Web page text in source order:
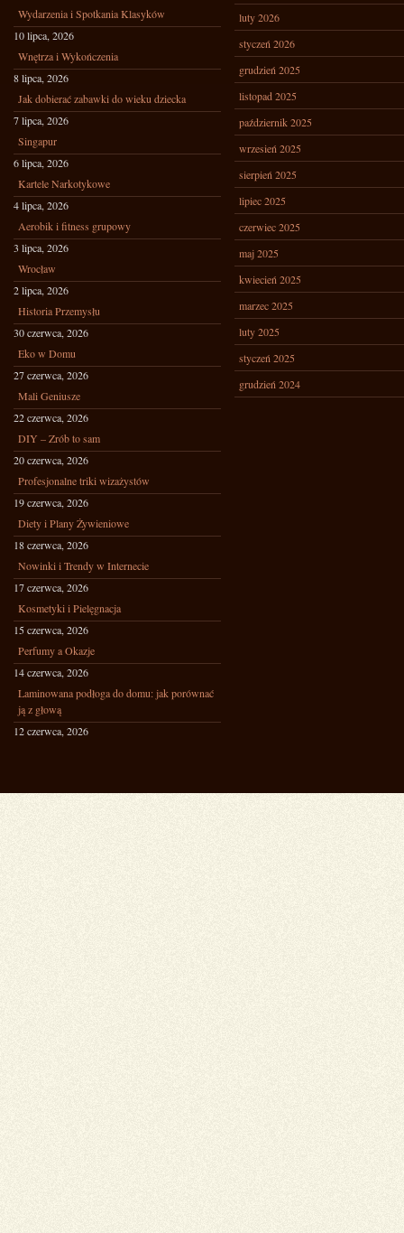
Wydarzenia i Spotkania Klasyków
10 lipca, 2026
Wnętrza i Wykończenia
8 lipca, 2026
Jak dobierać zabawki do wieku dziecka
7 lipca, 2026
Singapur
6 lipca, 2026
Kartele Narkotykowe
4 lipca, 2026
Aerobik i fitness grupowy
3 lipca, 2026
Wrocław
2 lipca, 2026
Historia Przemysłu
30 czerwca, 2026
Eko w Domu
27 czerwca, 2026
Mali Geniusze
22 czerwca, 2026
DIY – Zrób to sam
20 czerwca, 2026
Profesjonalne triki wizażystów
19 czerwca, 2026
Diety i Plany Żywieniowe
18 czerwca, 2026
Nowinki i Trendy w Internecie
17 czerwca, 2026
Kosmetyki i Pielęgnacja
15 czerwca, 2026
Perfumy a Okazje
14 czerwca, 2026
Laminowana podłoga do domu: jak porównać
ją z głową
12 czerwca, 2026
luty 2026
styczeń 2026
grudzień 2025
listopad 2025
październik 2025
wrzesień 2025
sierpień 2025
lipiec 2025
czerwiec 2025
maj 2025
kwiecień 2025
marzec 2025
luty 2025
styczeń 2025
grudzień 2024